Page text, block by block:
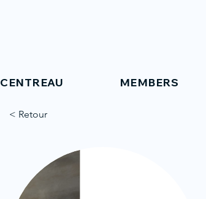
CENTREAU MEMBERS
< Retour